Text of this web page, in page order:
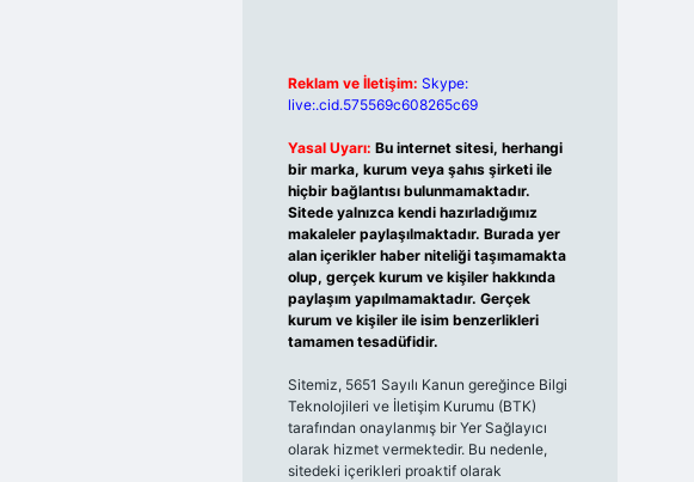
Reklam ve İletişim: Skype:
live:.cid.575569c608265c69
Yasal Uyarı: Bu internet sitesi, herhangi
bir marka, kurum veya şahıs şirketi ile
hiçbir bağlantısı bulunmamaktadır.
Sitede yalnızca kendi hazırladığımız
makaleler paylaşılmaktadır. Burada yer
alan içerikler haber niteliği taşımamakta
olup, gerçek kurum ve kişiler hakkında
paylaşım yapılmamaktadır. Gerçek
kurum ve kişiler ile isim benzerlikleri
tamamen tesadüfidir.
Sitemiz, 5651 Sayılı Kanun gereğince Bilgi
Teknolojileri ve İletişim Kurumu (BTK)
tarafından onaylanmış bir Yer Sağlayıcı
olarak hizmet vermektedir. Bu nedenle,
sitedeki içerikleri proaktif olarak